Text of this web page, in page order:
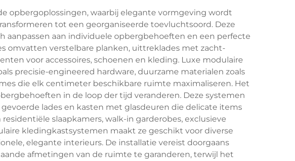
opbergoplossingen, waarbij elegante vormgeving wordt
tot een georganiseerde toevluchtsoord. Deze
aanpassen aan individuele opbergbehoeften en een perfecte
omvatten verstelbare planken, uittreklades met zacht-
voor accessoires, schoenen en kleding. Luxe modulaire
precisie-engineered hardware, duurzame materialen zoals
die elk centimeter beschikbare ruimte maximaliseren. Het
in de loop der tijd veranderen. Deze systemen
lades en kasten met glasdeuren die delicate items
slaapkamers, walk-in garderobes, exclusieve
kledingkastsystemen maakt ze geschikt voor diverse
elegante interieurs. De installatie vereist doorgaans
afmetingen van de ruimte te garanderen, terwijl het